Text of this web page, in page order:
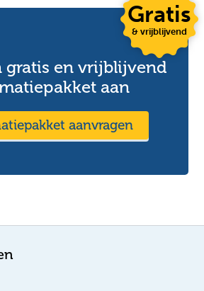
gratis en vrijblijvend
aan
aanvragen
Gratis
& vrijblijvend